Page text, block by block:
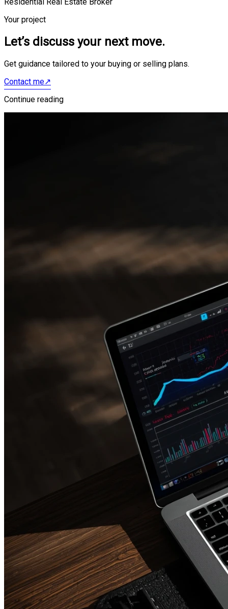
Your project
Let’s discuss your next move.
Get guidance tailored to your buying or selling plans.
Contact me↗
Continue reading